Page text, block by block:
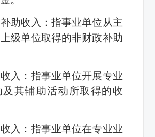
补助收入：指事业单位从主
级单位取得的非财政补助
入：指事业单位开展专业
及其辅助活动所取得的收
入：指事业单位在专业业